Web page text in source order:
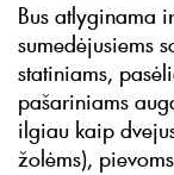
Bus atlyginama
sumedėjusiems
statiniams,
pašariniams
ilgiau kaip
žolėms),